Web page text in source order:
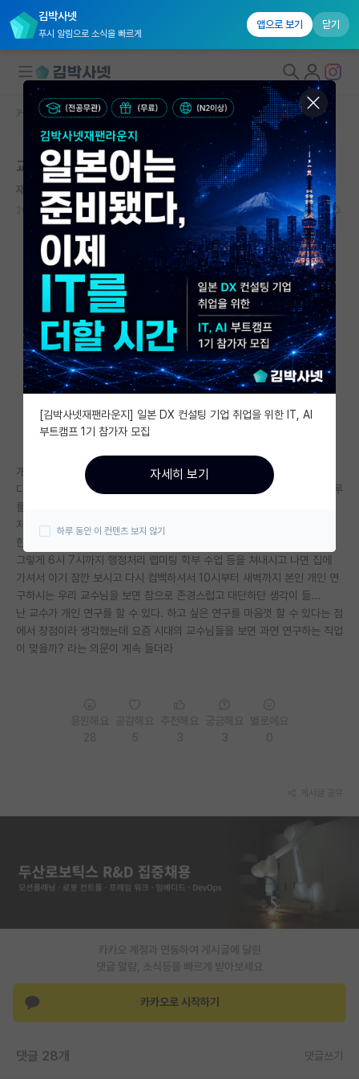
김박사넷
푸시 알림으로 소식을 빠르게
앱으로 보기 닫기
대학원생 모집
국내대학원 정보
연구실&오픈랩
커뮤니티
커뮤니티 홈
전체글보기
베스트 게시판
IF 명예의전당
자유 게시판(아무개랩)
미국 유학 게시판
미국 대학원 합격 후기 게시판
대학원생 모집 게시판
연구실(PI) 홍보 게시판
석박사 채용 정보 게시판
임용 정보 게시판
학부 인턴 게시판
장학금/장학생 게시판
유학교육
반도체 아카데미
커뮤니티 홈 자유 게시판(아무개랩)
교수는 연구하는 직업이 아닌거 같다.
재밌는 마리 퀴리
2026.06.02 28 14762
개인적으로 우리 지도교수님을 보면서 든 생각임
다들 교수는 연구하는 동시에 후학을 양성하는 직업이라하는데, 교수님 하루
를 보면 미팅 천국임
저 와중에 개인연구는 어떻게 하나 싶음. 출퇴근 지킨다면 개인연구를 할만
한 환경도 시간도 안주어지시더라
그렇게 6시 7시까지 행정처리 랩미팅 학부 수업 등을 쳐내시고 나면 집에
가셔서 아기 잠깐 보시고 다시 컴백하셔서 10시부터 새벽까지 본인 개인 연
구하시는 우리 교수님을 보면 참으로 존경스럽고 대단하단 생각이 듦...
난 교수가 개인 연구를 할 수 있다. 하고 싶은 연구를 마음껏 할 수 있다는 점
에서 장점이라 생각했는데 요즘 시대의 교수님들을 보면 과연 연구하는 직업
이 맞을까? 라는 의문이 계속 들더라
카카오 계정과 연동하여 게시글에 달린
댓글 알람, 소식등을 빠르게 받아보세요
카카오로 시작하기
댓글 28개 댓글쓰기
[김박사넷재팬라운지] 일본 DX 컨설팅 기업 취업을 위한 IT, AI
부트캠프 1기 참가자 모집
자세히 보기
하루 동안 이 컨텐츠 보지 않기